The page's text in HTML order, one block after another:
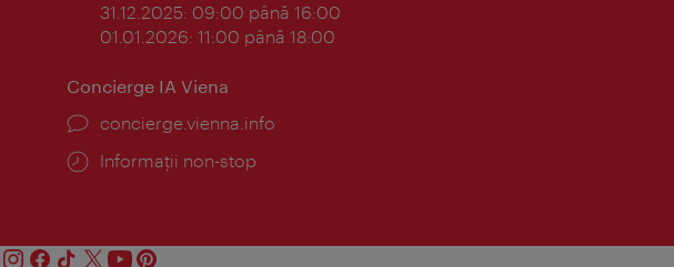
31.12.2025: 09:00 până 16:00
01.01.2026: 11:00 până 18:00
Concierge IA Viena
concierge.vienna.info
Informații non-stop